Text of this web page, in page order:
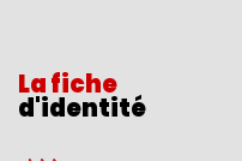
La fiche
d'identité